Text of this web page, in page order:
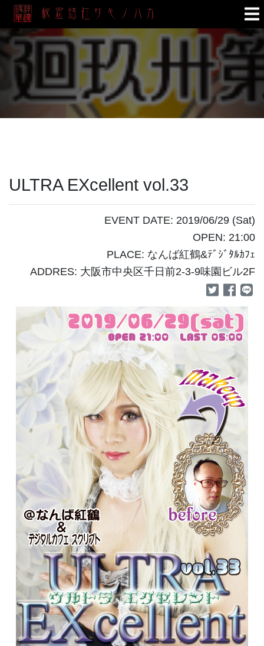
ULTRA EXcellent vol.33
EVENT DATE: 2019/06/29 (Sat)
OPEN: 21:00
PLACE: なんば紅鶴&ﾃﾞｼﾞﾀﾙｶﾌｪ
ADDRES: 大阪市中央区千日前2-3-9味園ビル2F